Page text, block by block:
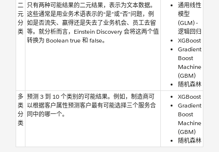
二
元
分
类
只有两种可能结果的二元结果，表示为文本数据。
这些通常是用业务术语表示的“是”或“否”问题，例
如是否流失、赢得还是失去了业务机会、员工去留
等。就分析而言，Einstein Discovery 会将这两个值
转换为 Boolean true 和 false。
通用线性
模型
(GLM) -
逻辑回归
XGBoost
Gradient
Boost
Machine
(GBM)
随机森林
多
类
分
类
预测 3 到 10 个类别的可能结果。例如，制造商可
以根据客户属性预测客户最有可能选择三个服务合
同中的哪一个。
XGBoost
Gradient
Boost
Machine
(GBM)
随机森林